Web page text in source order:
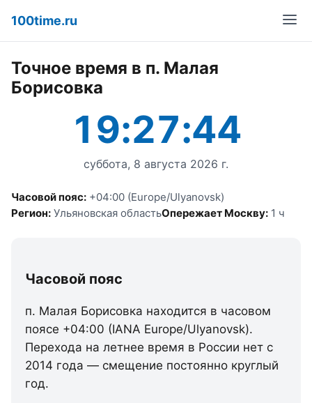
100time.ru
Точное время в п. Малая
Борисовка
19:27:44
суббота, 8 августа 2026 г.
Часовой пояс: +04:00 (Europe/Ulyanovsk)
Регион: Ульяновская областьОпережает Москву: 1 ч
Часовой пояс
п. Малая Борисовка находится в часовом
поясе +04:00 (IANA Europe/Ulyanovsk).
Перехода на летнее время в России нет с
2014 года — смещение постоянно круглый
год.